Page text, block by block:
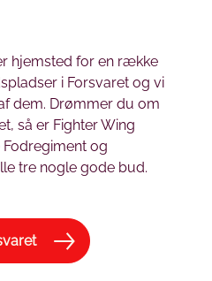
hjemsted for en række
i Forsvaret og vi
dem. Drømmer du om
så er Fighter Wing
og
tre nogle gode bud.